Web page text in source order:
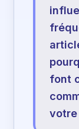
font
votre